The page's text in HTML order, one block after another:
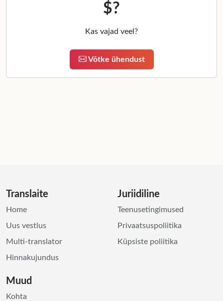
$?
Kas vajad veel?
Võtke ühendust
Translaite
Home
Uus vestlus
Multi-translator
Hinnakujundus
Juriidiline
Teenusetingimused
Privaatsuspoliitika
Küpsiste poliitika
Muud
Kohta